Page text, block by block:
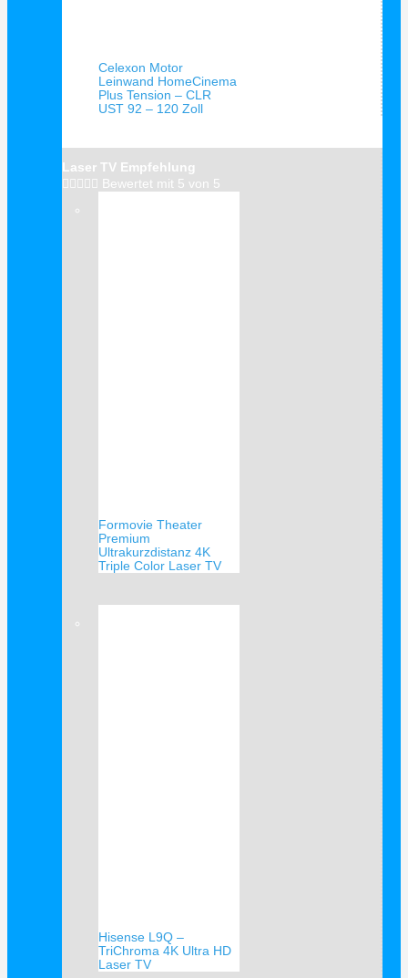
Celexon Motor
Leinwand HomeCinema
Plus Tension – CLR
UST 92 – 120 Zoll
Laser TV Empfehlung
     Bewertet mit 5 von 5
Formovie Theater
Premium
Ultrakurzdistanz 4K
Triple Color Laser TV
Hisense L9Q –
TriChroma 4K Ultra HD
Laser TV